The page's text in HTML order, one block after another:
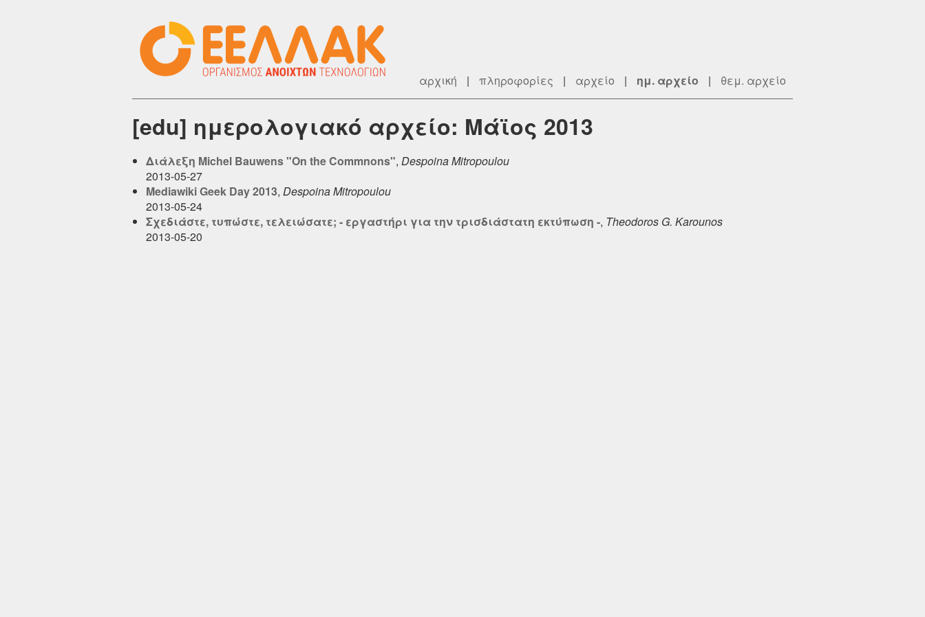
αρχική | πληροφορίες | αρχείο | ημ. αρχείο | θεμ. αρχείο
[edu] ημερολογιακό αρχείο: Μάϊος 2013
Διάλεξη Michel Bauwens "On the Commnons", Despoina Mitropoulou
2013-05-27
Mediawiki Geek Day 2013, Despoina Mitropoulou
2013-05-24
Σχεδιάστε, τυπώστε, τελειώσατε; - εργαστήρι για την τρισδιάστατη εκτύπωση -, Theodoros G. Karounos
2013-05-20